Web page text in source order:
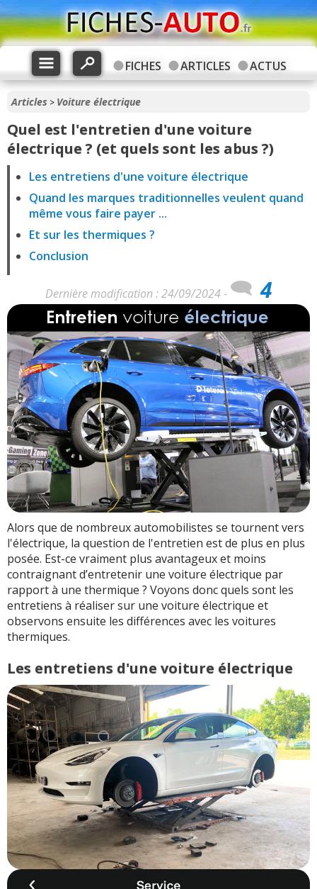
FICHES ARTICLES ACTUS
Articles > Voiture électrique
Quel est l'entretien d'une voiture
électrique ? (et quels sont les abus ?)
Les entretiens d'une voiture électrique
Quand les marques traditionnelles veulent quand
même vous faire payer ...
Et sur les thermiques ?
Conclusion
Dernière modification : 24/09/2024 - 4
Alors que de nombreux automobilistes se tournent vers
l'électrique, la question de l'entretien est de plus en plus
posée. Est-ce vraiment plus avantageux et moins
contraignant d’entretenir une voiture électrique par
rapport à une thermique ? Voyons donc quels sont les
entretiens à réaliser sur une voiture électrique et
observons ensuite les différences avec les voitures
thermiques.
Les entretiens d'une voiture électrique